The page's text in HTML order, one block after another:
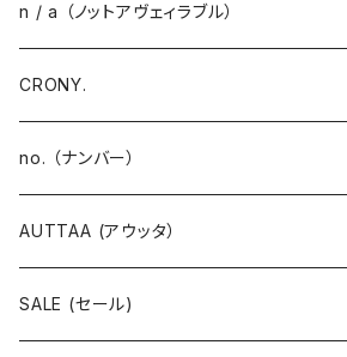
n / a （ノットアヴェィラブル）
CRONY.
no. （ナンバー）
AUTTAA (アウッタ）
SALE (セール)